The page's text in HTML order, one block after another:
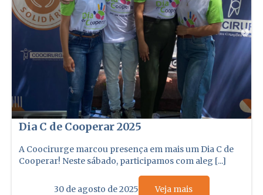
Dia C de Cooperar 2025
A Coocirurge marcou presença em mais um Dia C de
Cooperar! Neste sábado, participamos com aleg [...]
30 de agosto de 2025 Veja mais